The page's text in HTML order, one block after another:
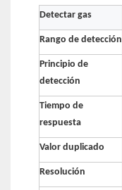
Detectar gas
Rango de detección
Principio de
detección
Tiempo de
respuesta
Valor duplicado
Resolución